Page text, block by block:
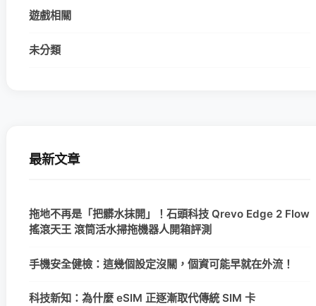
遊戲相關
未分類
最新文章
拖地不再是「把髒水抹開」！石頭科技 Qrevo Edge 2 Flow
搖滾天王 滾筒活水掃拖機器人開箱評測
手機安全健檢：這幾個設定沒關，個資可能早就在外流！
科技新知：為什麼 eSIM 正逐漸取代傳統 SIM 卡